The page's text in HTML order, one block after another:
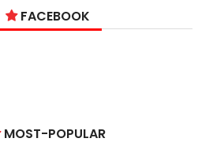
FACEBOOK
MOST-POPULAR